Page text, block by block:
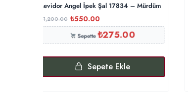
Levidor Angel İpek Şal 17834 – Mürdüm
1,200.00 ₺550.00
Sepette₺275.00
Sepete Ekle